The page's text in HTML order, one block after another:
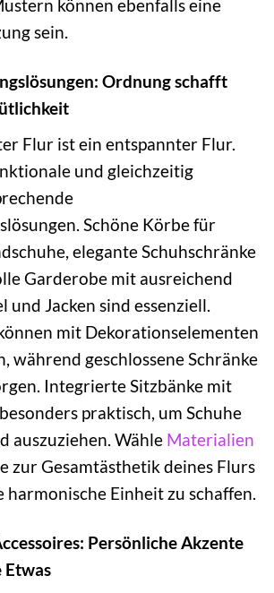
können ebenfalls eine
sein.
Ordnung schafft
Flur ist ein entspannter Flur.
und gleichzeitig
Schöne Körbe für
elegante Schuhschränke
Garderobe mit ausreichend
und Jacken sind essenziell.
mit Dekorationselementen
während geschlossene Schränke
Integrierte Sitzbänke mit
praktisch, um Schuhe
auszuziehen. Wähle Materialien
zur Gesamtästhetik deines Flurs
harmonische Einheit zu schaffen.
Persönliche Akzente
Etwas